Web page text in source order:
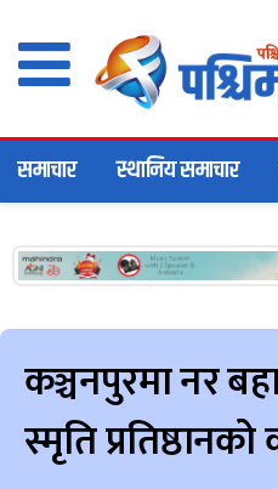
समाचार स्थानिय समाचार
कञ्चनपुरमा नर
स्मृति